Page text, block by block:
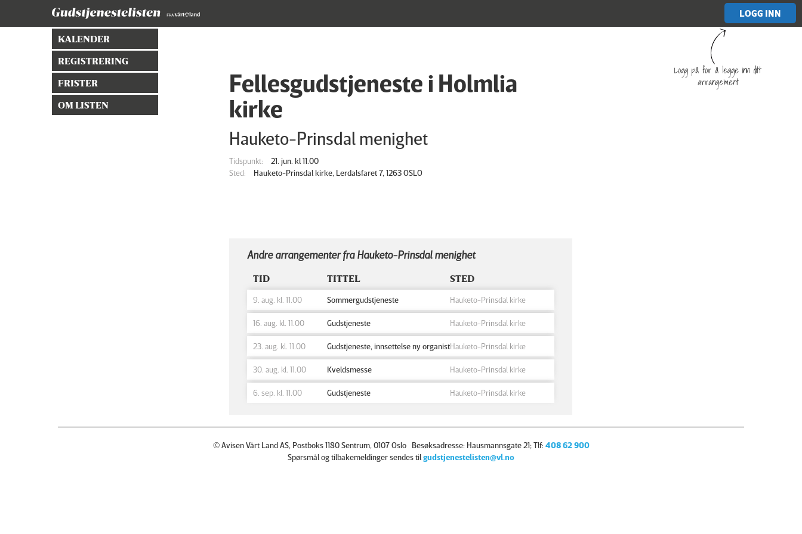
LOGG INN
Logg på for å legge inn ditt
arrangement
KALENDER
REGISTRERING
FRISTER
OM LISTEN
Fellesgudstjeneste i Holmlia
kirke
Hauketo-Prinsdal menighet
Tidspunkt:
21. jun. kl 11.00
Sted:
Hauketo-Prinsdal kirke, Lerdalsfaret 7, 1263 OSLO
Andre arrangementer fra Hauketo-Prinsdal menighet
TID TITTEL STED
9. aug. kl. 11.00 Sommergudstjeneste Hauketo-Prinsdal kirke
16. aug. kl. 11.00 Gudstjeneste Hauketo-Prinsdal kirke
23. aug. kl. 11.00 Gudstjeneste, innsettelse ny organistHauketo-Prinsdal kirke
30. aug. kl. 11.00 Kveldsmesse Hauketo-Prinsdal kirke
6. sep. kl. 11.00 Gudstjeneste Hauketo-Prinsdal kirke
© Avisen Vårt Land AS, Postboks 1180 Sentrum, 0107 Oslo Besøksadresse: Hausmannsgate 21; Tlf: 408 62 900
Spørsmål og tilbakemeldinger sendes tilgudstjenestelisten@vl.no